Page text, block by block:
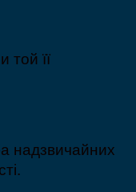
той її
надзвичайних